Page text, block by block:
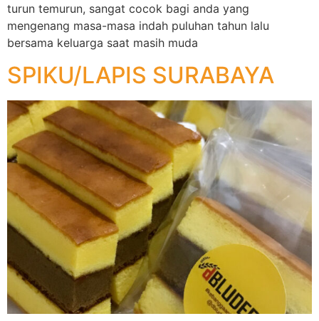
turun temurun, sangat cocok bagi anda yang
mengenang masa-masa indah puluhan tahun lalu
bersama keluarga saat masih muda
SPIKU/LAPIS SURABAYA